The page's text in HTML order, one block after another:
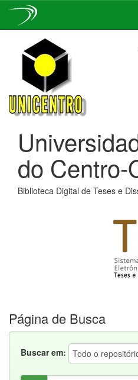
navigation
do Centro-
Biblioteca Digital de Teses e
Página de Busca
Buscar em: